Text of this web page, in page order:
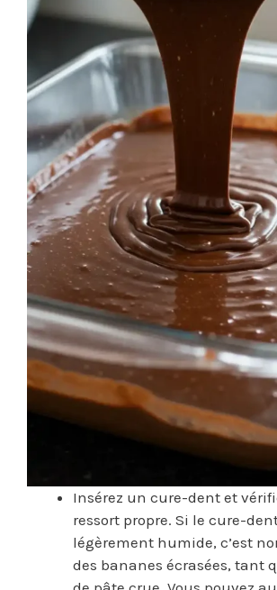
Insérez un cure-dent et
ressort propre. Si le cure-
légèrement humide, c’est
des bananes écrasées, tant